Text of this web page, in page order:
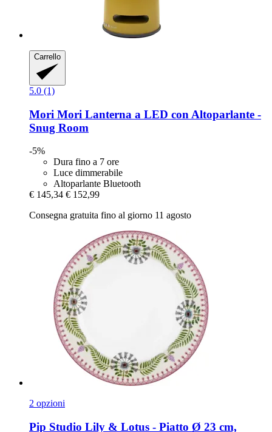
Carrello
5.0 (1)
Mori Mori Lanterna a LED con Altoparlante -​
Snug Room
-5%
Dura fino a 7 ore
Luce dimmerabile
Altoparlante Bluetooth
€ 145,34 € 152,99
Consegna gratuita fino al giorno 11 agosto
2 opzioni
Pip Studio Lily & Lotus -​ Piatto Ø 23 cm,